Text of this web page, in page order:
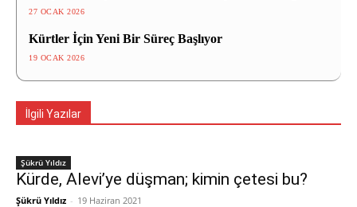
27 OCAK 2026
Kürtler İçin Yeni Bir Süreç Başlıyor
19 OCAK 2026
İlgili Yazılar
Şükrü Yıldız
Kürde, Alevi’ye düşman; kimin çetesi bu?
Şükrü Yıldız - 19 Haziran 2021